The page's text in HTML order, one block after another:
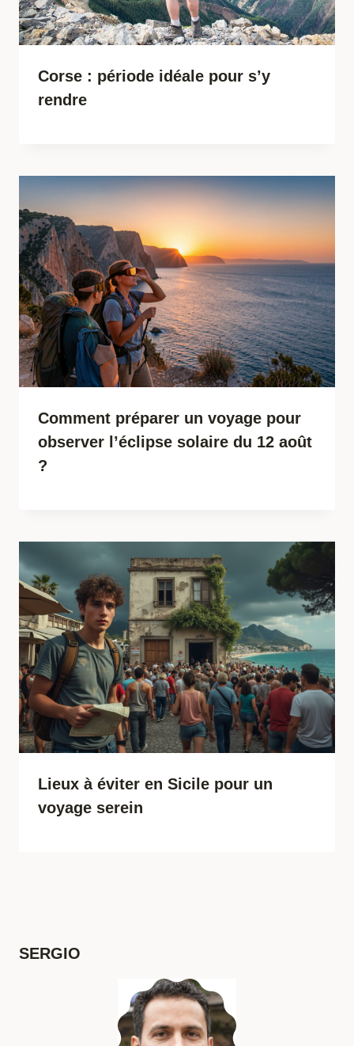
Corse : période idéale pour s’y
rendre
Comment préparer un voyage pour
observer l’éclipse solaire du 12 août
?
Lieux à éviter en Sicile pour un
voyage serein
SERGIO